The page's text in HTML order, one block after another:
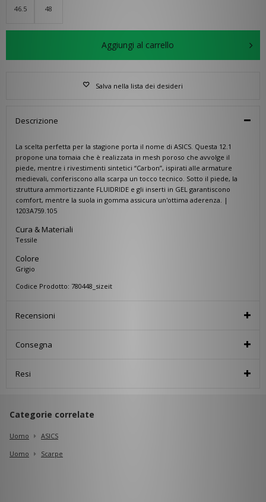
46.5 48
Aggiungi al carrello
Salva nella lista dei desideri
Descrizione
La scelta perfetta per la stagione porta il nome di ASICS. Questa 12.1
propone una tomaia che è realizzata in mesh poroso che avvolge il
piede, mentre i rivestimenti sintetici “Carbon”, ispirati alle armature
medievali, conferiscono alla scarpa un tocco tecnico. Sotto il piede, la
struttura ammortizzante FLUIDRIDE e gli inserti in GEL garantiscono
comfort, mentre la suola in gomma assicura un'ottima aderenza. |
1203A759.105
Cura & Materiali
Tessile
Colore
Grigio
Codice Prodotto: 780448_sizeit
Recensioni
Consegna
Resi
Categorie correlate
Uomo
ASICS
Uomo
Scarpe